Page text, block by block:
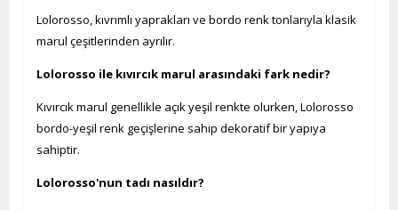
Lolorosso, kıvrımlı yaprakları ve bordo renk tonlarıyla klasik
marul çeşitlerinden ayrılır.
Lolorosso ile kıvırcık marul arasındaki fark nedir?
Kıvırcık marul genellikle açık yeşil renkte olurken, Lolorosso
bordo-yeşil renk geçişlerine sahip dekoratif bir yapıya
sahiptir.
Lolorosso'nun tadı nasıldır?